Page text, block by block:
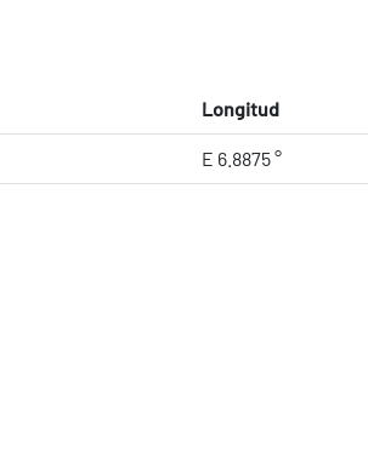
Longitud
E 6.8875 °